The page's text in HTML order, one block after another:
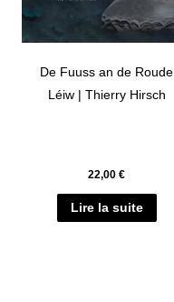
De Fuuss an de Roude
Léiw | Thierry Hirsch
22,00€
Lire la suite